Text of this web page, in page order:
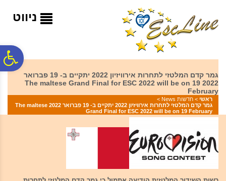
המרכזי
ניווט
גמר קדם המלטזי לתחרות אירוויזיון 2022 יתקיים ב- 19 פברואר
2022 The maltese Grand Final for ESC 2022 will be on 19
February
ראשי > חדשות News
>
גמר קדם המלטזי לתחרות אירוויזיון 2022 יתקיים ב- 19 פברואר 2022 The maltese
Grand Final for ESC 2022 will be on 19 February